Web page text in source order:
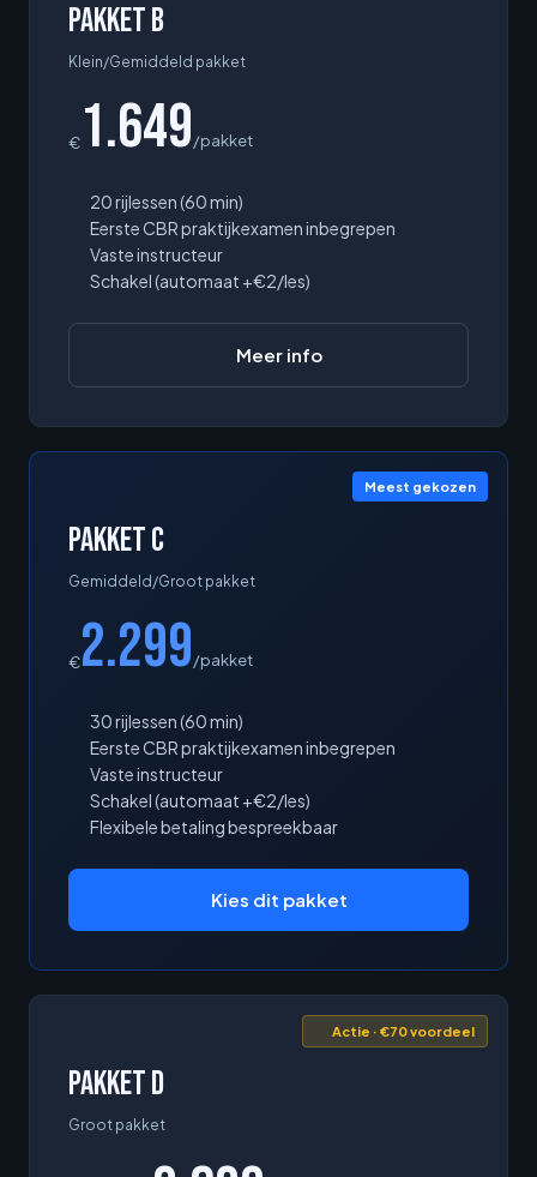
Pakket B
Klein/Gemiddeld pakket
€ 1.649/pakket
20 rijlessen (60 min)
Eerste CBR praktijkexamen inbegrepen
Vaste instructeur
Schakel (automaat +€2/les)
Meer info
Meest gekozen
Pakket C
Gemiddeld/Groot pakket
€2.299/pakket
30 rijlessen (60 min)
Eerste CBR praktijkexamen inbegrepen
Vaste instructeur
Schakel (automaat +€2/les)
Flexibele betaling bespreekbaar
Kies dit pakket
Actie · €70 voordeel
Pakket D
Groot pakket